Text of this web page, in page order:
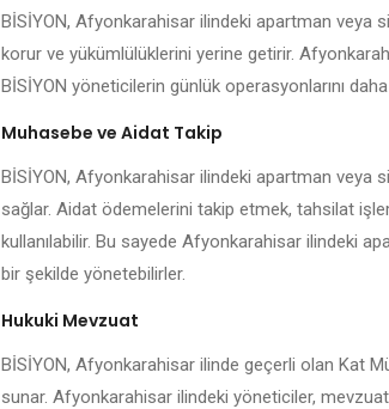
BİSİYON, Afyonkarahisar ilindeki apartman veya
korur ve yükümlülüklerini yerine getirir.
BİSİYON yöneticilerin günlük operasyonlarını
Muhasebe ve Aidat Takip
BİSİYON, Afyonkarahisar ilindeki apartman veya
sağlar. Aidat ödemelerini takip etmek, tahsilat
kullanılabilir. Bu sayede Afyonkarahisar ilindeki
bir şekilde yönetebilirler.
Hukuki Mevzuat
BİSİYON, Afyonkarahisar ilinde geçerli olan Kat
sunar. Afyonkarahisar ilindeki yöneticiler,